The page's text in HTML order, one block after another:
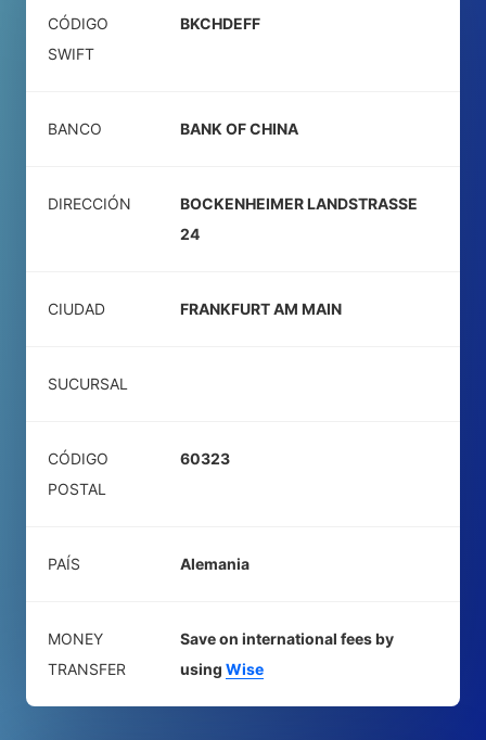
CÓDIGO
SWIFT
BKCHDEFF
BANCO BANK OF CHINA
DIRECCIÓN
BOCKENHEIMER LANDSTRASSE
24
CIUDAD FRANKFURT AM MAIN
SUCURSAL
CÓDIGO
POSTAL
60323
PAÍS Alemania
MONEY
TRANSFER
Save on international fees by
using Wise